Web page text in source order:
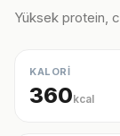
Yüksek protein,
KALORİ
360kcal